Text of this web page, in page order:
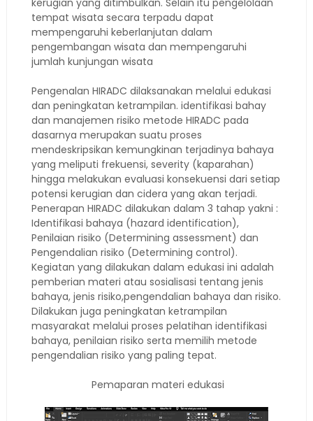
kerugian yang ditimbulkan. Selain itu pengelolaan
tempat wisata secara terpadu dapat
mempengaruhi keberlanjutan dalam
pengembangan wisata dan mempengaruhi
jumlah kunjungan wisata
Pengenalan HIRADC dilaksanakan melalui edukasi
dan peningkatan ketrampilan. identifikasi bahay
dan manajemen risiko metode HIRADC pada
dasarnya merupakan suatu proses
mendeskripsikan kemungkinan terjadinya bahaya
yang meliputi frekuensi, severity (kaparahan)
hingga melakukan evaluasi konsekuensi dari setiap
potensi kerugian dan cidera yang akan terjadi.
Penerapan HIRADC dilakukan dalam 3 tahap yakni :
Identifikasi bahaya (hazard identification),
Penilaian risiko (Determining assessment) dan
Pengendalian risiko (Determining control).
Kegiatan yang dilakukan dalam edukasi ini adalah
pemberian materi atau sosialisasi tentang jenis
bahaya, jenis risiko,pengendalian bahaya dan risiko.
Dilakukan juga peningkatan ketrampilan
masyarakat melalui proses pelatihan identifikasi
bahaya, penilaian risiko serta memilih metode
pengendalian risiko yang paling tepat.
Pemaparan materi edukasi